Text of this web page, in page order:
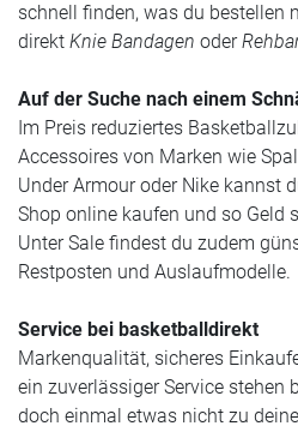
schnell finden, was du bestellen
direkt Knie Bandagen oder
Auf der Suche nach einem
Im Preis reduziertes
Accessoires von Marken wie
Under Armour oder Nike kannst
Shop online kaufen und so Geld
Unter Sale findest du zudem
Restposten und Auslaufmodelle.
Service bei basketballdirekt
Markenqualität, sicheres
ein zuverlässiger Service stehen
doch einmal etwas nicht zu